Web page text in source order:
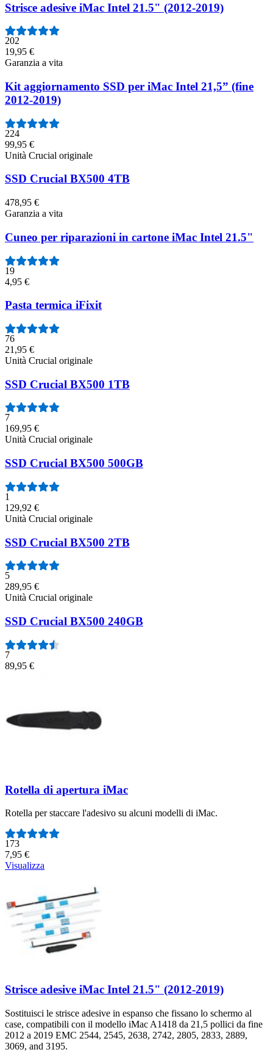
Strisce adesive iMac Intel 21.5" (2012-2019)
202
19,95 €
Garanzia a vita
Kit aggiornamento SSD per iMac Intel 21,5” (fine
2012-2019)
224
99,95 €
Unità Crucial originale
SSD Crucial BX500 4TB
478,95 €
Garanzia a vita
Cuneo per riparazioni in cartone iMac Intel 21.5"
19
4,95 €
Pasta termica iFixit
76
21,95 €
Unità Crucial originale
SSD Crucial BX500 1TB
7
169,95 €
Unità Crucial originale
SSD Crucial BX500 500GB
1
129,92 €
Unità Crucial originale
SSD Crucial BX500 2TB
5
289,95 €
Unità Crucial originale
SSD Crucial BX500 240GB
7
89,95 €
Rotella di apertura iMac
Rotella per staccare l'adesivo su alcuni modelli di iMac.
Numero di recensioni:
173
7,95 €
Visualizza
Strisce adesive iMac Intel 21.5" (2012-2019)
Sostituisci le strisce adesive in espanso che fissano lo schermo al
case, compatibili con il modello iMac A1418 da 21,5 pollici da fine
2012 a 2019 EMC 2544, 2545, 2638, 2742, 2805, 2833, 2889,
3069, and 3195.